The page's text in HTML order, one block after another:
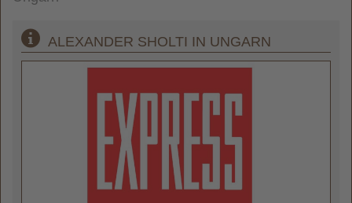
ALEXANDER SHOLTI IN UNGARN